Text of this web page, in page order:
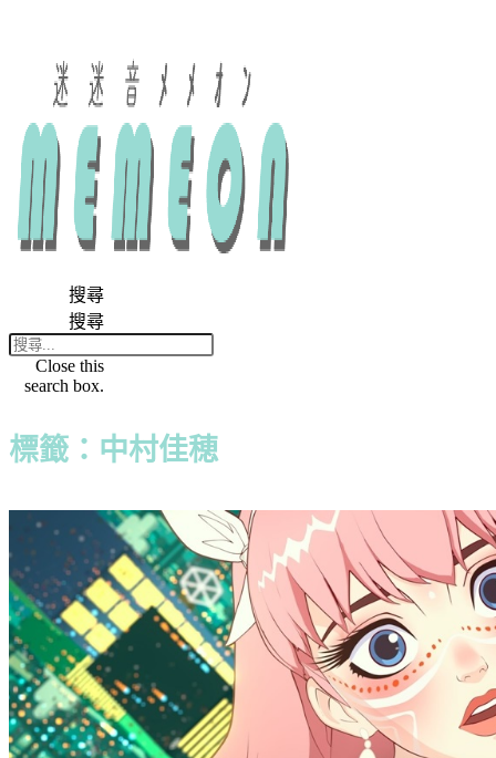
搜尋
搜尋
Close this
search box.
標籤：中村佳穂